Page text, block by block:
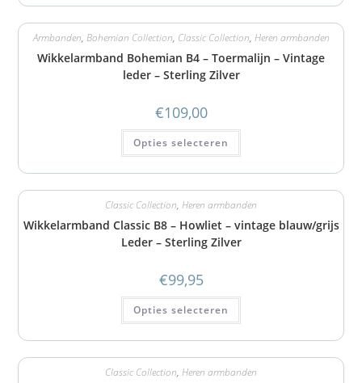
Armbanden, Bohemian Collection, Classic Collection, Heren armbanden
Wikkelarmband Bohemian B4 – Toermalijn – Vintage
leder – Sterling Zilver
€109,00
Opties selecteren
Classic Collection, Heren armbanden
Wikkelarmband Classic B8 – Howliet – vintage blauw/grijs
Leder – Sterling Zilver
€99,95
Opties selecteren
Classic Collection, Heren armbanden